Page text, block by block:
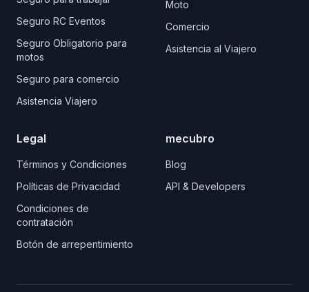
Seguro RC Eventos
Seguro Obligatorio para
motos
Seguro para comercio
Asistencia Viajero
Moto
Comercio
Asistencia al Viajero
Legal
Términos y Condiciones
Políticas de Privacidad
Condiciones de
contratación
Botón de arrepentimiento
mecubro
Blog
API & Developers